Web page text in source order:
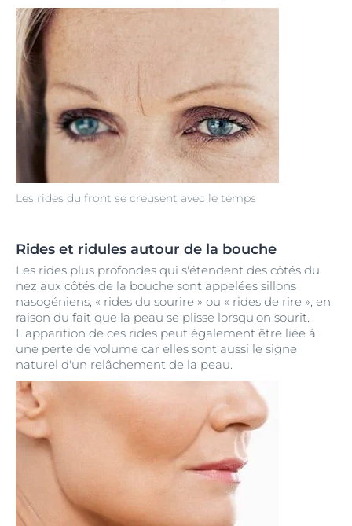
Les rides du front se creusent avec le temps
Rides et ridules autour de la bouche
Les rides plus profondes qui s'étendent des côtés du
nez aux côtés de la bouche sont appelées sillons
nasogéniens, « rides du sourire » ou « rides de rire », en
raison du fait que la peau se plisse lorsqu'on sourit.
L'apparition de ces rides peut également être liée à
une perte de volume car elles sont aussi le signe
naturel d'un relâchement de la peau.